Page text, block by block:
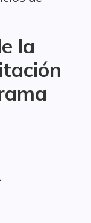
la